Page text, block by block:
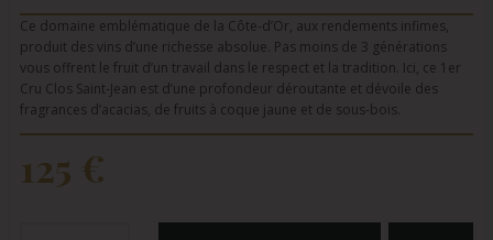
Ce domaine emblématique de la Côte-d’Or, aux rendements infimes,
produit des vins d’une richesse absolue. Pas moins de 3 générations
vous offrent le fruit d’un travail dans le respect et la tradition. Ici, ce 1er
Cru Clos Saint-Jean est d’une profondeur déroutante et dévoile des
fragrances d’acacias, de fruits à coque jaune et de sous-bois.
125 €